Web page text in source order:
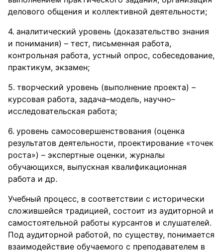
делового общения и коллективной деятельности;
аналитический уровень (доказательство знания
и понимания) – тест, письменная работа,
контрольная работа, устный опрос, собеседование,
практикум, экзамен;
творческий уровень (выполнение проекта) –
курсовая работа, задача–модель, научно–
исследовательская работа;
уровень самосовершенствования (оценка
результатов деятельности, проектирование «точек
роста») – экспертные оценки, журналы
обучающихся, выпускная квалификационная
работа и др.
Учебный процесс, в соответствии с исторически
сложившейся традицией, состоит из аудиторной и
самостоятельной работы курсантов и слушателей.
Под аудиторной работой, по существу, понимается
взаимодействие обучаемого с преподавателем в